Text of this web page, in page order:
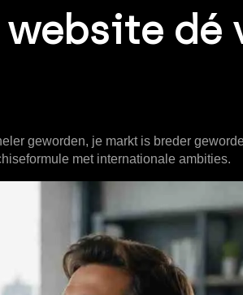
dé
geworden, je markt is breder
met internationale ambities.